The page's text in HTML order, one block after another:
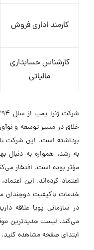
کارمند اداری فروش
کارشناس حسابداری
مالیاتی
خلاق در مسیر توسعه و
برداشته است. این شرکت با
به رشد، همواره به دنبال
مؤثر بوده است. افتخار
اعتماد کرده‌اند. این
خدمات باکیفیت دوچندان
در سازمانی پویا علاقه
می‌کند. لیست جدیدترین
ابتدای صفحه مشاهده کنید.